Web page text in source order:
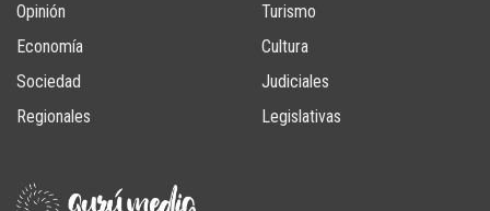
Opinión
Economía
Sociedad
Regionales
Turismo
Cultura
Judiciales
Legislativas